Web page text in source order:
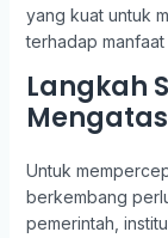
yang kuat untuk
terhadap
Langkah
Untuk
berkembang
pemerintah,